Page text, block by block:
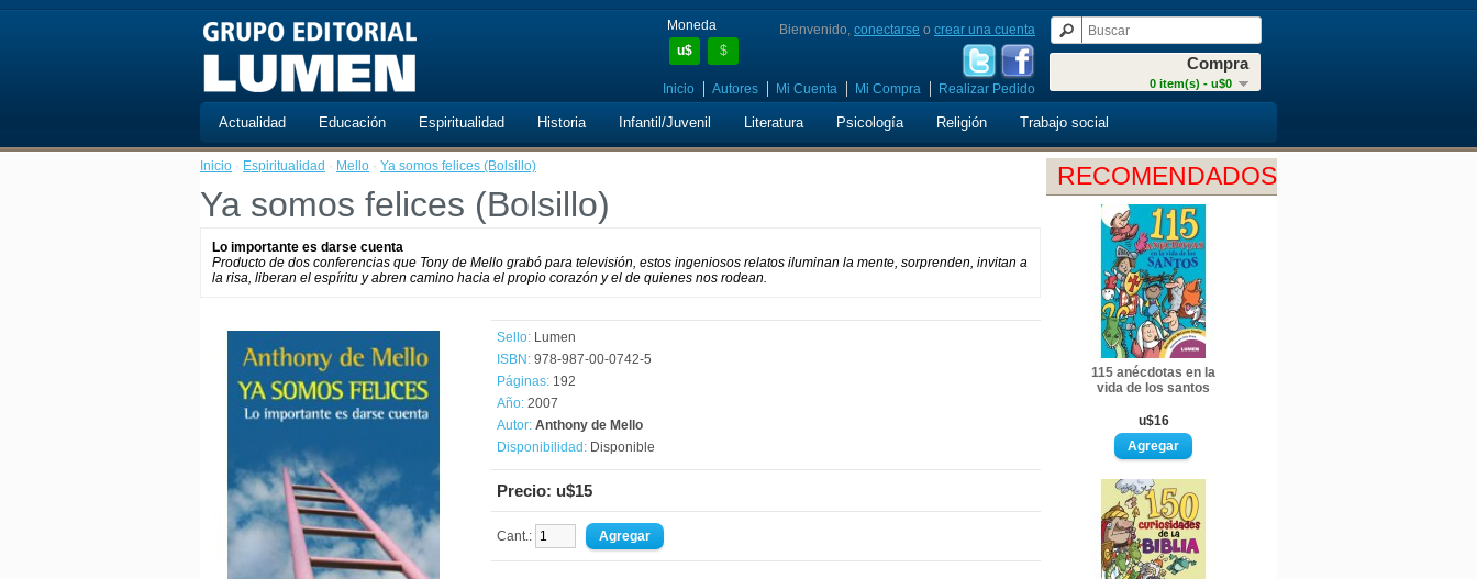
Moneda
u$
$
Compra
0 item(s) - u$0
Bienvenido, conectarse o crear una cuenta
Inicio Autores Mi Cuenta Mi Compra Realizar Pedido
Actualidad Educación Espiritualidad Historia Infantil/Juvenil Literatura Psicología Religión Trabajo social
RECOMENDADOS
115 anécdotas en la
vida de los santos
u$16
Inicio · Espiritualidad · Mello · Ya somos felices (Bolsillo)
Ya somos felices (Bolsillo)
Lo importante es darse cuenta
Producto de dos conferencias que Tony de Mello grabó para televisión, estos ingeniosos relatos iluminan la mente, sorprenden, invitan a
la risa, liberan el espíritu y abren camino hacia el propio corazón y el de quienes nos rodean.
Sello: Lumen
ISBN: 978-987-00-0742-5
Páginas: 192
Año: 2007
Autor: Anthony de Mello
Disponibilidad: Disponible
Precio: u$15
Cant.: